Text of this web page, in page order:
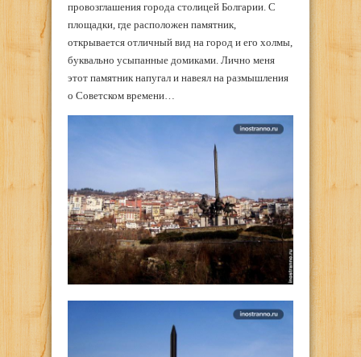
провозглашения города столицей Болгарии. С
площадки, где расположен памятник,
открывается отличный вид на город и его холмы,
буквально усыпанные домиками. Лично меня
этот памятник напугал и навеял на размышления
о Советском времени…